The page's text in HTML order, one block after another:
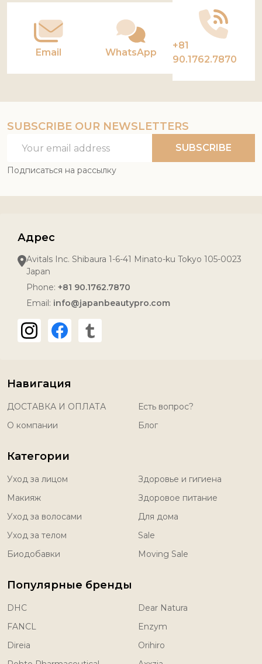
Email WhatsApp
+81
90.1762.7870
SUBSCRIBE OUR NEWSLETTERS
Address
SUBSCRIBE
Подписаться на рассылку
Адрес
Avitals Inc. Shibaura 1-6-41 Minato-ku Tokyo 105-0023
Japan
Phone: +81 90.1762.7870
Email: info@japanbeautypro.com
Навигация
ДОСТАВКА И ОПЛАТА
О компании
Есть вопрос?
Блог
Категории
Уход за лицом
Макияж
Уход за волосами
Уход за телом
Биодобавки
Здоровье и гигиена
Здоровое питание
Для дома
Sale
Moving Sale
Популярные бренды
DHC
FANCL
Direia
Dear Natura
Enzym
Orihiro